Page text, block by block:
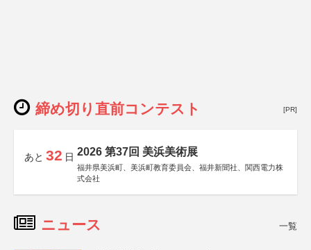
締め切り直前コンテスト [PR]
あと 32 日 2026 第37回 美浜美術展
福井県美浜町、美浜町教育委員会、福井新聞社、関西電力株
式会社
ニュース 一覧